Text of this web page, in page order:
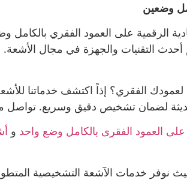
وضعين
التقنيات والجهزة في مجال الأشعة.
لضمان تشخيص دقيق وسريع.
العمود الفقرى بالكامل وضع واحد و
نوفر خدمات الآشعة التشخيصية